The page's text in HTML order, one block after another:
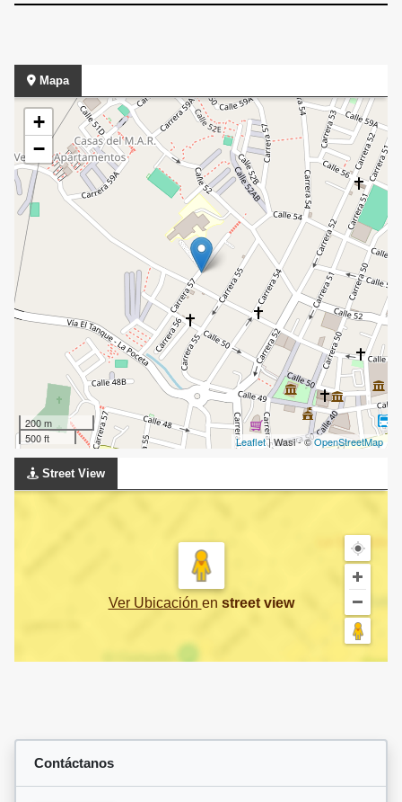
Mapa
+
−
200 m
500 ft
Leaflet| Wasi - ©OpenStreetMap
Street View
Ver Ubicación en street view
Contáctanos